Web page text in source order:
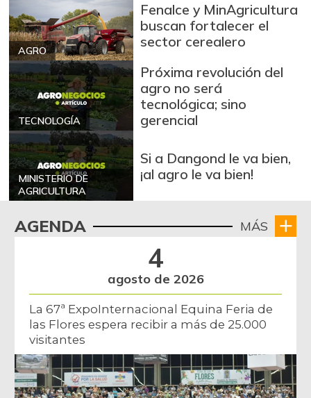
AGRO
Fenalce y MinAgricultura
buscan fortalecer el
sector cerealero
TECNOLOGÍA
Próxima revolución del
agro no será
tecnológica; sino
gerencial
MINISTERIO DE
AGRICULTURA
Si a Dangond le va bien,
¡al agro le va bien!
AGENDA MÁS
4
agosto de 2026
La 67ª ExpoInternacional Equina Feria de
las Flores espera recibir a más de 25.000
visitantes